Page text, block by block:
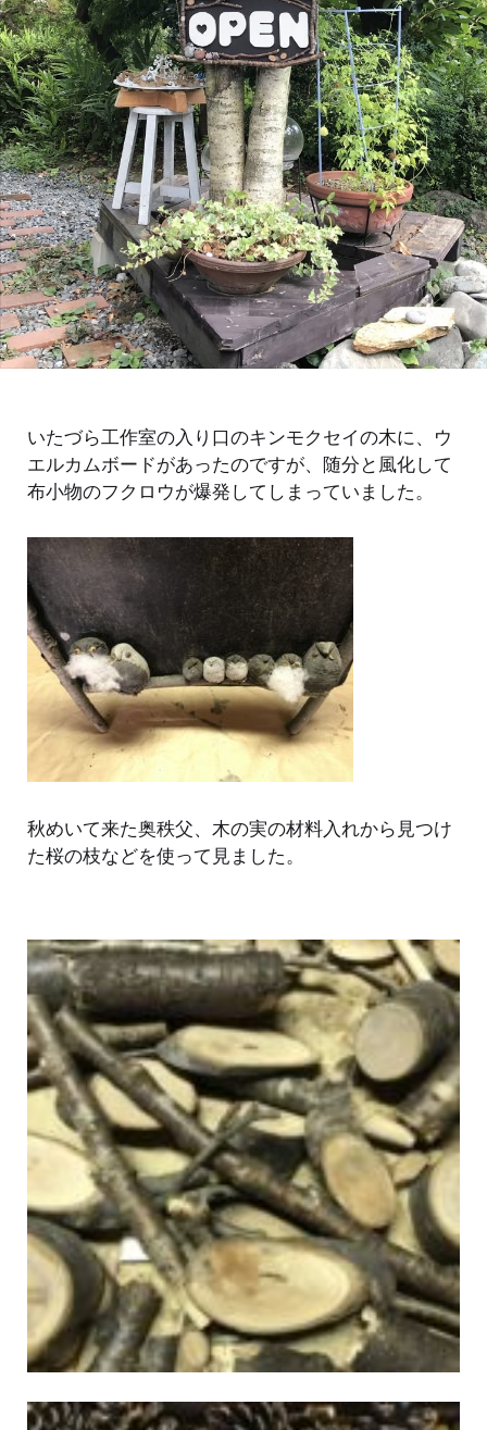
いたづら工作室の入り口のキンモクセイの木に、ウ
エルカムボードがあったのですが、随分と風化して
布小物のフクロウが爆発してしまっていました。
秋めいて来た奥秩父、木の実の材料入れから見つけ
た桜の枝などを使って見ました。